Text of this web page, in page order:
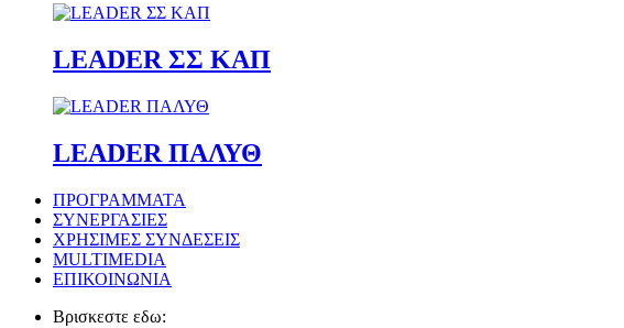
LEADER ΣΣ ΚΑΠ
LEADER ΠΑΛΥΘ
ΠΡΟΓΡΑΜΜΑΤΑ
ΣΥΝΕΡΓΑΣΙΕΣ
ΧΡΗΣΙΜΕΣ ΣΥΝΔΕΣΕΙΣ
MULTIMEDIA
ΕΠΙΚΟΙΝΩΝΙΑ
Βρισκεστε εδω: